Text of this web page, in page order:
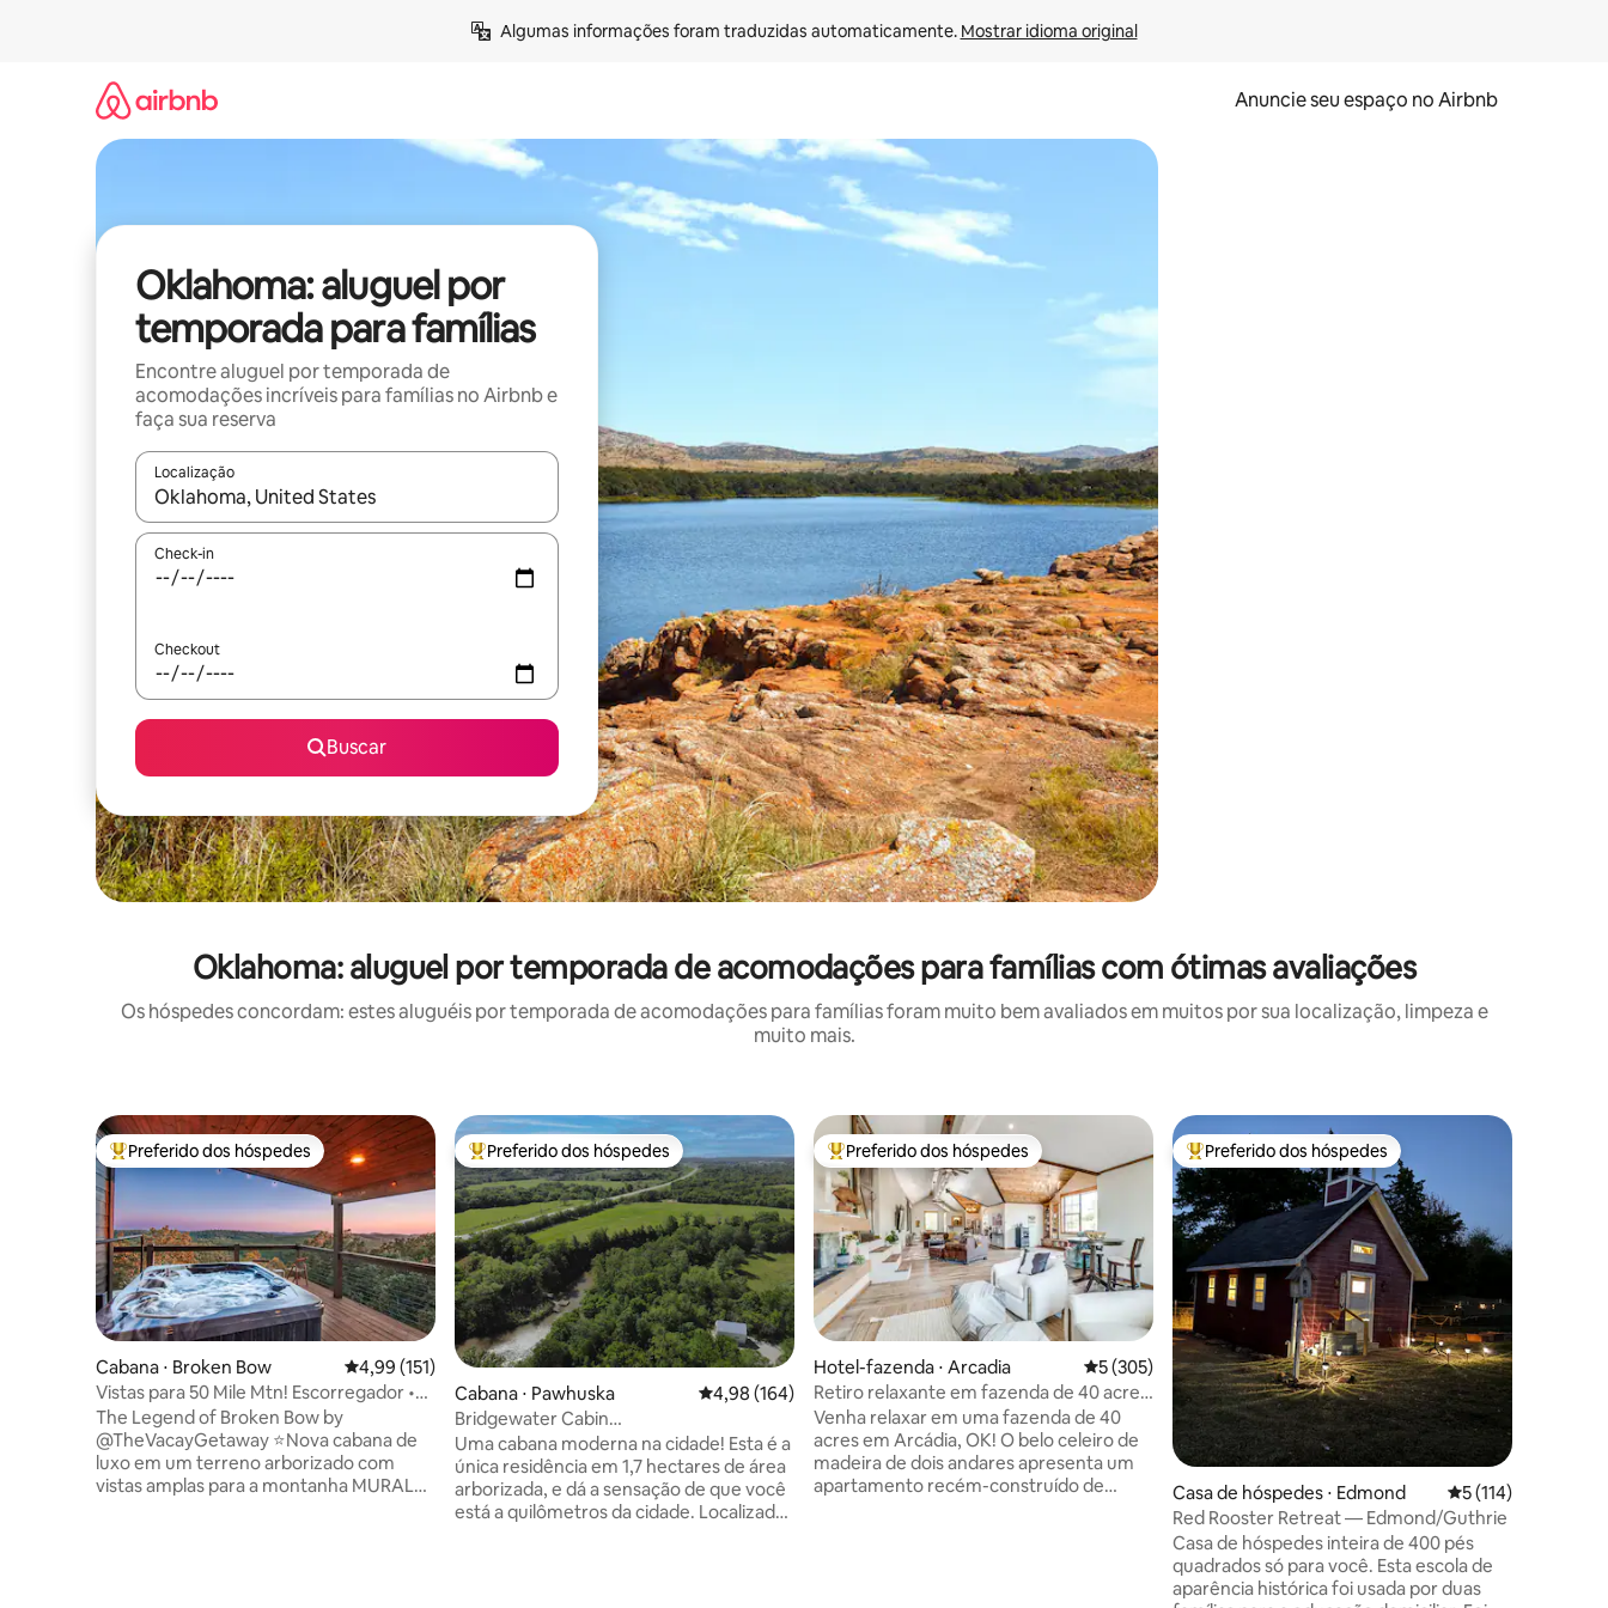
Algumas informações foram traduzidas automaticamente. Mostrar idioma original
Anuncie seu espaço no Airbnb
Oklahoma: aluguel por
temporada para famílias
Encontre aluguel por temporada de
acomodações incríveis para famílias no Airbnb e
faça sua reserva
Localização
Quando os resultados estiverem disponíveis, explore-os usando as seta para cima e para baixo do teclado ou tocando e deslizando o dedo na tela.
Check-in
Checkout
Buscar
Oklahoma: aluguel por temporada de acomodações para famílias com ótimas avaliações
Os hóspedes concordam: estes aluguéis por temporada de acomodações para famílias foram muito bem avaliados em muitos por sua localização, limpeza e
muito mais.
Entre os melhores preferidos dos hóspedes
Preferido dos hóspedes
Cabana ⋅ Broken Bow 4,99 de uma avaliação média de 5, 151 avaliações
4,99 (151)
Vistas para 50 Mile Mtn! Escorregador •
Dinos • Putt • 2 camas king size + beliches
The Legend of Broken Bow by
@TheVacayGetaway ⭐️Nova cabana de
luxo em um terreno arborizado com
vistas amplas para a montanha MURAL
Entre os melhores preferidos dos hóspedes
Preferido dos hóspedes
Cabana ⋅ Pawhuska 4,98 de uma avaliação média de 5, 164 avaliações
4,98 (164)
Bridgewater Cabin
(moderna/privada/nos limites da cidade!)
Uma cabana moderna na cidade! Esta é a
única residência em 1,7 hectares de área
arborizada, e dá a sensação de que você
está a quilômetros da cidade. Localizado
Entre os melhores preferidos dos hóspedes
Preferido dos hóspedes
Hotel-fazenda ⋅ Arcadia 5 de uma avaliação média de 5, 305 avaliações
5 (305)
Retiro relaxante em fazenda de 40 acres
em Arcádia
Venha relaxar em uma fazenda de 40
acres em Arcádia, OK! O belo celeiro de
madeira de dois andares apresenta um
apartamento recém-construído de
Entre os melhores preferidos dos hóspedes
Preferido dos hóspedes
Casa de hóspedes ⋅ Edmond 5 de uma avaliação
5 (114)
Red Rooster Retreat — Edmond/Guthrie
Casa de hóspedes inteira de 400 pés
quadrados só para você. Esta escola de
aparência histórica foi usada por duas